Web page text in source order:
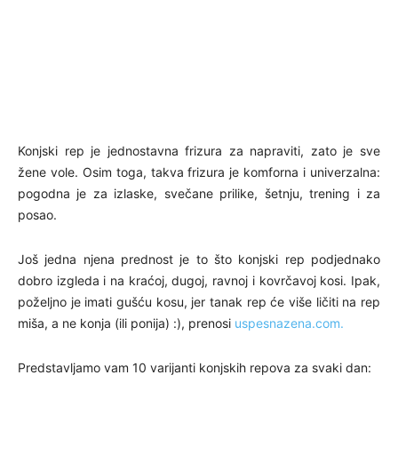
Konjski rep je jednostavna frizura za napraviti, zato je sve
žene vole. Osim toga, takva frizura je komforna i univerzalna:
pogodna je za izlaske, svečane prilike, šetnju, trening i za
posao.
Još jedna njena prednost je to što konjski rep podjednako
dobro izgleda i na kraćoj, dugoj, ravnoj i kovrčavoj kosi. Ipak,
poželjno je imati gušću kosu, jer tanak rep će više ličiti na rep
miša, a ne konja (ili ponija) :), prenosi uspesnazena.com.
Predstavljamo vam 10 varijanti konjskih repova za svaki dan: